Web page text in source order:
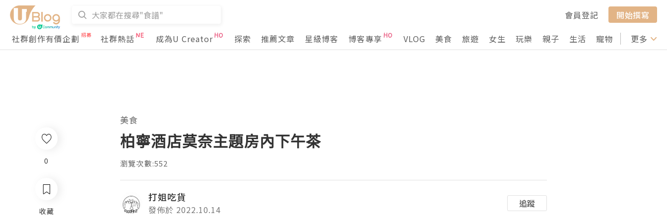
會員登記
開始撰寫
社群創作有價企劃
社群熱話 成為U Creator 探索 推薦文章 星級博客 博客專享 VLOG 美食 旅遊 女生 玩樂 親子 生活 寵物 行山 打卡
更多
0
收藏
美食
柏寧酒店莫奈主題房內下午茶
瀏覽次數:552
打姐吃貨
發佈於 2022.10.14
追蹤